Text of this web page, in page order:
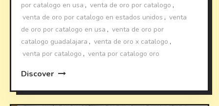
por catalogo en usa , venta de oro por catalogo ,
venta de oro por catalogo en estados unidos , venta
de oro por catalogo en usa , venta de oro por
catalogo guadalajara , venta de oro x catalogo ,
venta por catalogo , venta por catalogo oro
Discover